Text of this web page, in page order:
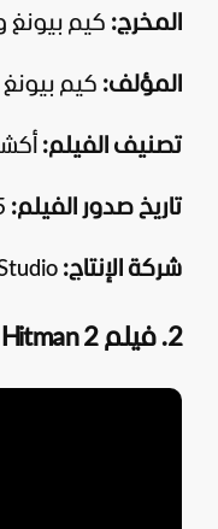
المخرج: كيم بيونغ
المؤلف: كيم
تصنيف الفيلم:
تاريخ صدور الفيلم:
شركة الإنتاج:
2. فيلم Hitman 2